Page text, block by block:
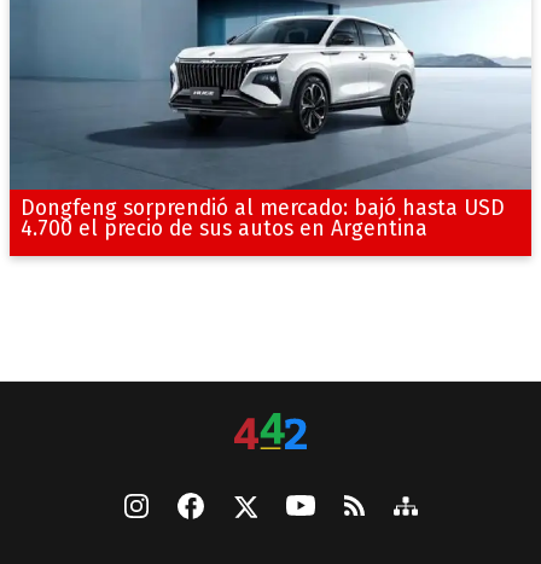
Dongfeng sorprendió al mercado: bajó hasta USD
4.700 el precio de sus autos en Argentina